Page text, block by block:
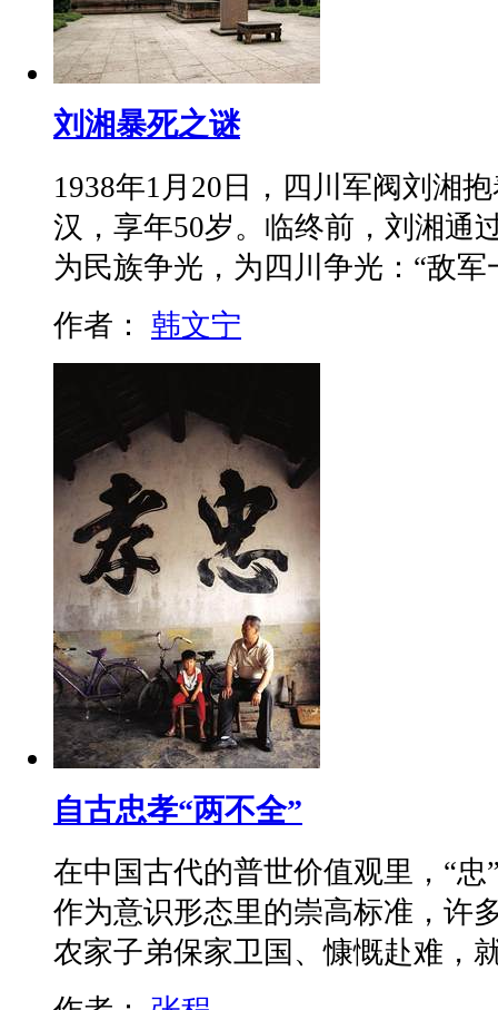
刘湘暴死之谜
1938年1月20日，四川军阀刘湘
汉，享年50岁。临终前，刘湘通
为民族争光，为四川争光：“敌
作者： 韩文宁
自古忠孝“两不全”
在中国古代的普世价值观里，“
作为意识形态里的崇高标准，许
农家子弟保家卫国、慷慨赴难